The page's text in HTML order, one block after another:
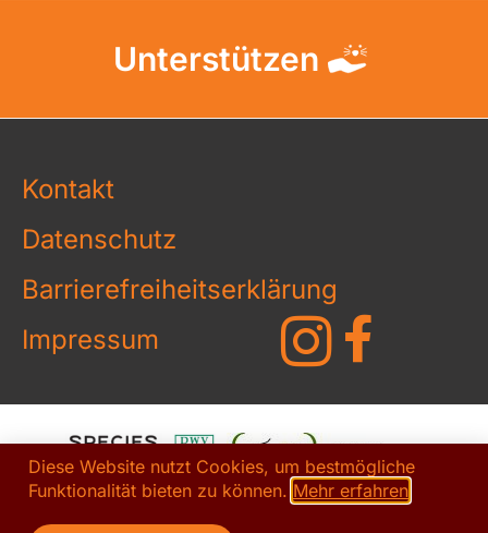
Unterstützen
Kontakt
Datenschutz
Barrierefreiheitserklärung
Impressum
Diese Website nutzt Cookies, um bestmögliche
Funktionalität bieten zu können. Mehr erfahren